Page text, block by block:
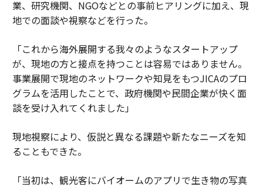
業、研究機関、NGOなどとの事前ヒアリングに加え、現
地での面談や視察などを行った。
「これから海外展開する我々のようなスタートアップ
が、現地の方と接点を持つことは容易ではありません。
事業展開で現地のネットワークや知見をもつJICAのプロ
グラムを活用したことで、政府機関や民間企業が快く面
談を受け入れてくれました」
現地視察により、仮説と異なる課題や新たなニーズを知
ることもできた。
「当初は、観光客にバイオームのアプリで生き物の写真